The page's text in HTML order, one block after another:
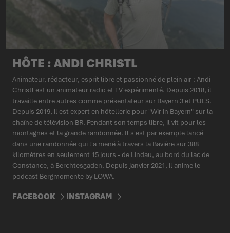
HÔTE : ANDI CHRISTL
Animateur, rédacteur, esprit libre et passionné de plein air : Andi
Christl est un animateur radio et TV expérimenté. Depuis 2018, il
travaille entre autres comme présentateur sur Bayern 3 et PULS.
Depuis 2019, il est expert en hôtellerie pour "Wir in Bayern" sur la
chaîne de télévision BR. Pendant son temps libre, il vit pour les
montagnes et la grande randonnée. Il s'est par exemple lancé
dans une randonnée qui l'a mené à travers la Bavière sur 388
kilomètres en seulement 15 jours - de Lindau, au bord du lac de
Constance, à Berchtesgaden. Depuis janvier 2021, il anime le
podcast Bergmomente by LOWA.
FACEBOOK INSTAGRAM